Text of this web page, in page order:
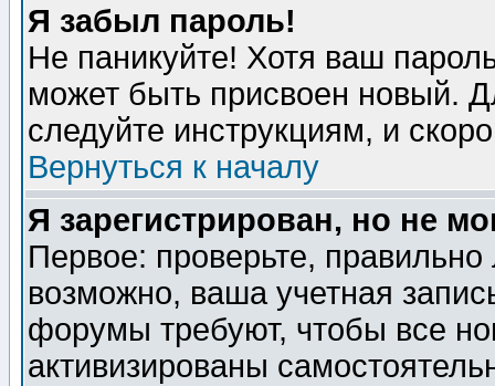
Я забыл пароль!
Не паникуйте! Хотя ваш
может быть присвоен новый.
следуйте инструкциям, и
Вернуться к началу
Я зарегистрирован, но не
Первое: проверьте,
возможно, ваша учетная
форумы требуют, чтобы все
активизированы